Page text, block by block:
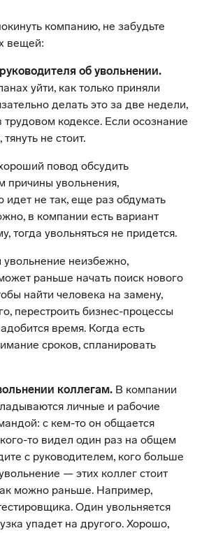
компанию, не забудьте
вещей:
об увольнении.
уйти, как только приняли
делать это за две недели,
трудовом кодексе. Если осознание
не стоит.
повод обсудить
причины увольнения,
идет не так, еще раз обдумать
в компании есть вариант
тогда увольняться не придется.
увольнение неизбежно,
раньше начать поиск нового
найти человека на замену,
перестроить бизнес-процессы
время. Когда есть
сроков, спланировать
коллегам. В компании
личные и рабочие
с кем-то он общается
то видел один раз на общем
с руководителем, кого больше
— этих коллег стоит
можно раньше. Например,
Один увольняется
упадет на другого. Хорошо,